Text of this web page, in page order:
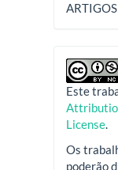
Este
License.
Os
poderão